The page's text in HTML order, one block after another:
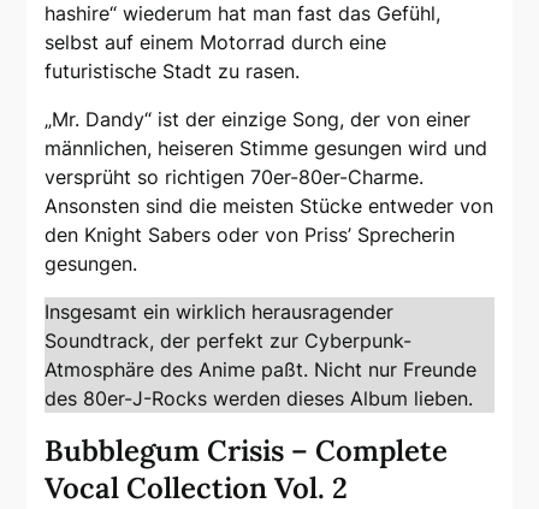
hashire“ wiederum hat man fast das Gefühl,
selbst auf einem Motorrad durch eine
futuristische Stadt zu rasen.
„Mr. Dandy“ ist der einzige Song, der von einer
männlichen, heiseren Stimme gesungen wird und
versprüht so richtigen 70er-80er-Charme.
Ansonsten sind die meisten Stücke entweder von
den Knight Sabers oder von Priss’ Sprecherin
gesungen.
Insgesamt ein wirklich herausragender
Soundtrack, der perfekt zur Cyberpunk-
Atmosphäre des Anime paßt. Nicht nur Freunde
des 80er-J-Rocks werden dieses Album lieben.
Bubblegum Crisis – Complete
Vocal Collection Vol. 2